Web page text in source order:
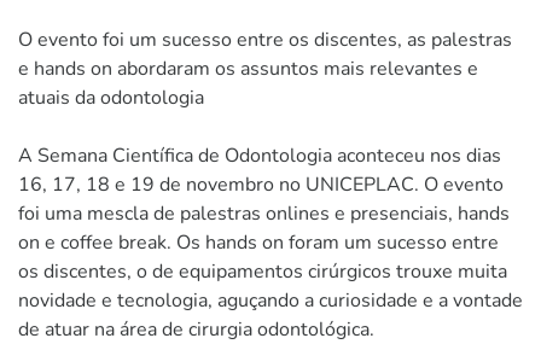
O evento foi um sucesso entre os discentes, as palestras
e hands on abordaram os assuntos mais relevantes e
atuais da odontologia
A Semana Científica de Odontologia aconteceu nos dias
16, 17, 18 e 19 de novembro no UNICEPLAC. O evento
foi uma mescla de palestras onlines e presenciais, hands
on e coffee break. Os hands on foram um sucesso entre
os discentes, o de equipamentos cirúrgicos trouxe muita
novidade e tecnologia, aguçando a curiosidade e a vontade
de atuar na área de cirurgia odontológica.